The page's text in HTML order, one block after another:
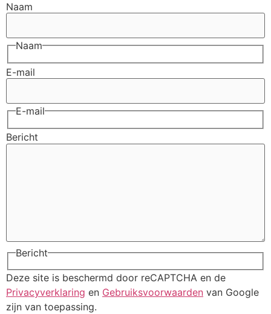
Naam
Naam
E-mail
E-mail
Bericht
Bericht
Deze site is beschermd door reCAPTCHA en de
Privacyverklaring en Gebruiksvoorwaarden van Google
zijn van toepassing.